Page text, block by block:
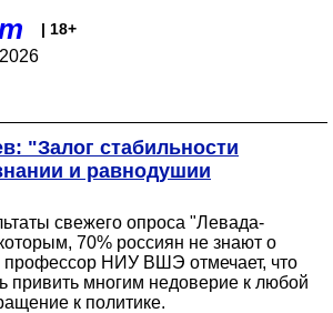
| 18+
"Залог стабильности
и равнодушии
свежего опроса "Левада-
70% россиян не знают о
профессор НИУ ВШЭ отмечает, что
привить многим недоверие к любой
к политике.